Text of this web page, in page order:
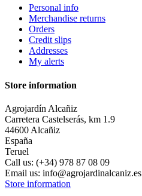
Personal info
Merchandise returns
Orders
Credit slips
Addresses
My alerts
Store information
Agrojardín Alcañiz
Carretera Castelserás, km 1.9
44600 Alcañiz
España
Teruel
Call us: (+34) 978 87 08 09
Email us: info@agrojardinalcaniz.es
Store information